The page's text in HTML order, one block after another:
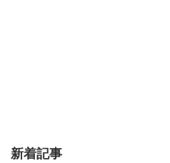
新着記事